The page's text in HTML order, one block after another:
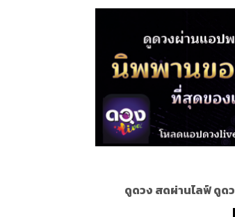
ดูดวง สดผ่านไลฟ์ ดูด